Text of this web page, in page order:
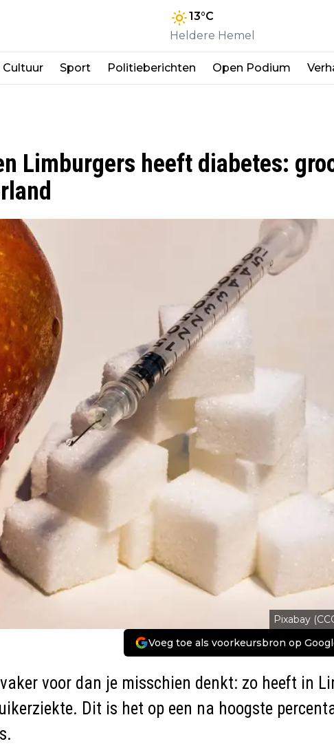
13°C
Heldere Hemel
Cultuur Sport Politieberichten Open Podium
Limburgers heeft diabetes:
Pixabay
Voeg toe als voorkeursbron op
voor dan je misschien denkt: zo heeft in
Dit is het op een na hoogste